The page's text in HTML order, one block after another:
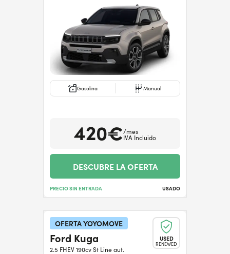
Gasolina Manual
420€/mes
IVA Incluido
DESCUBRE LA OFERTA
PRECIO SIN ENTRADA USADO
OFERTA YOYOMOVE
USED
RENEWED
Ford Kuga
2.5 FHEV 190cv St Line aut.